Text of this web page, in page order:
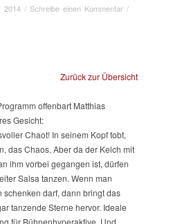
2014 / Schreibe einen Kommentar /
Zurück zur Übersicht
offenbart Matthias
Gesicht:
Chaot! In seinem Kopf tobt,
das Chaos. Aber da der Kelch mit
ihm vorbei gegangen ist, dürfen
Salsa tanzen. Wenn man
schenken darf, dann bringt das
tanzende Sterne hervor. Ideale
für Bühnenhyperaktive. Und